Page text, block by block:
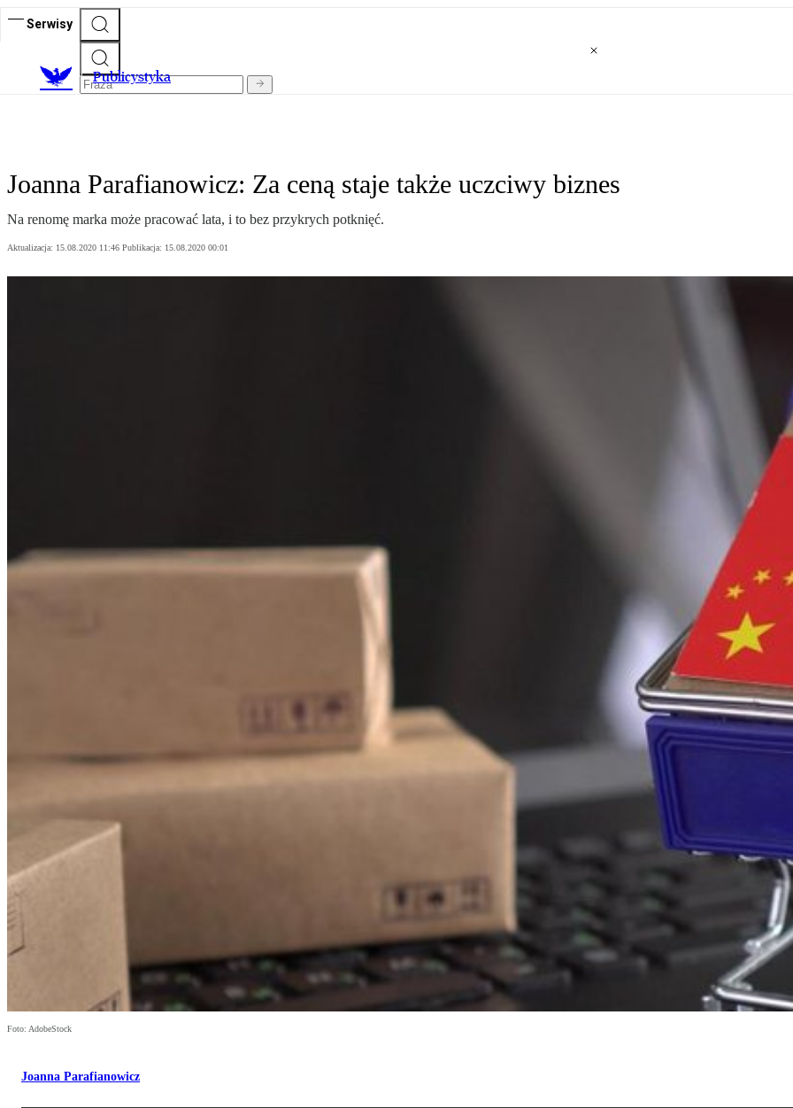
Serwisy
Publicystyka
Joanna Parafianowicz: Za ceną staje także uczciwy biznes
Na renomę marka może pracować lata, i to bez przykrych potknięć.
Aktualizacja: 15.08.2020 11:46 Publikacja: 15.08.2020 00:01
Foto: AdobeStock
Joanna Parafianowicz